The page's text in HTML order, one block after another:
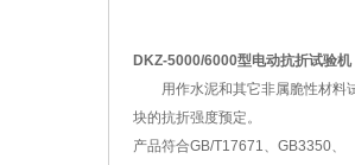
DKZ-5000/6000型电动抗折试验机
用作水泥和其它非属脆性材料
块的抗折强度预定。
产品符合GB/T17671、GB3350、